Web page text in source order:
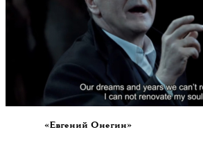
«Евгений Онегин»